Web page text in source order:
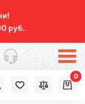
руб.
0